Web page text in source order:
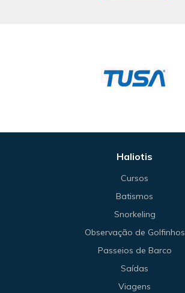
Haliotis
Cursos
Batismos
Snorkeling
Observação de Golfinhos
Passeios de Barco
Saídas
Viagens